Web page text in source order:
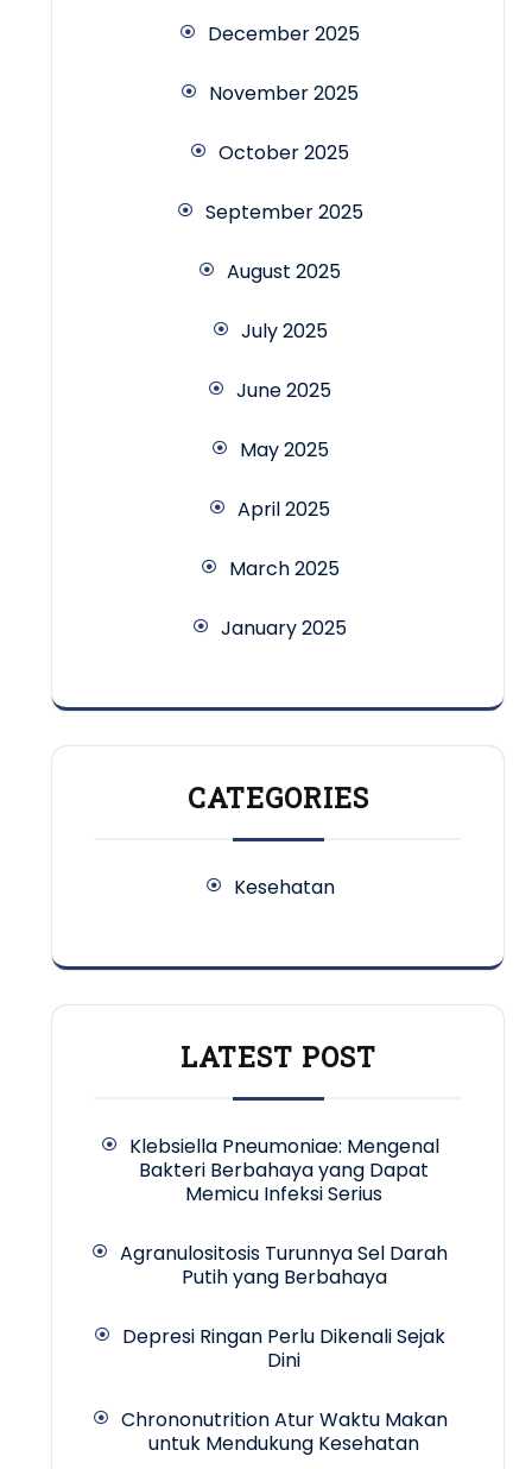
December 2025
November 2025
October 2025
September 2025
August 2025
July 2025
June 2025
May 2025
April 2025
March 2025
January 2025
CATEGORIES
Kesehatan
LATEST POST
Klebsiella Pneumoniae: Mengenal
Bakteri Berbahaya yang Dapat
Memicu Infeksi Serius
Agranulositosis Turunnya Sel Darah
Putih yang Berbahaya
Depresi Ringan Perlu Dikenali Sejak
Dini
Chrononutrition Atur Waktu Makan
untuk Mendukung Kesehatan